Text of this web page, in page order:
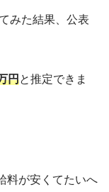
みた結果、公表
円と推定できま
料が安くてたいへ